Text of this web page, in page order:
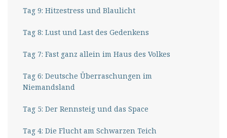
Tag 9: Hitzestress und Blaulicht
Tag 8: Lust und Last des Gedenkens
Tag 7: Fast ganz allein im Haus des Volkes
Tag 6: Deutsche Überraschungen im
Niemandsland
Tag 5: Der Rennsteig und das Space
Tag 4: Die Flucht am Schwarzen Teich